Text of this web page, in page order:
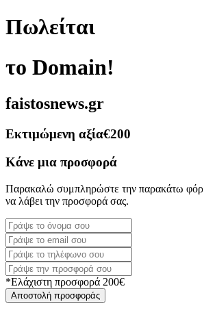
Πωλείται
το Domain!
faistosnews.gr
Εκτιμώμενη αξία€200
Κάνε μια προσφορά
Παρακαλώ συμπληρώστε την παρακάτω
να λάβει την προσφορά σας.
*Ελάχιστη προσφορά 200€
Αποστολή προσφοράς